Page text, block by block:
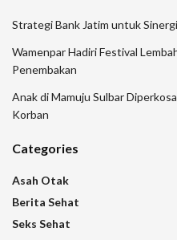
Strategi Bank Jatim untuk
Wamenpar Hadiri Festival
Penembakan
Anak di Mamuju Sulbar
Korban
Categories
Asah Otak
Berita Sehat
Seks Sehat